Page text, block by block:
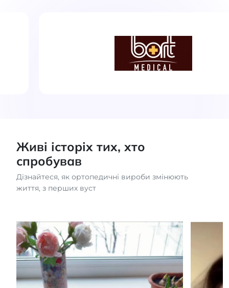
Живі історіх тих, хто
спробував
Дізнайтеся, як ортопедичні вироби змінюють
життя, з перших вуст